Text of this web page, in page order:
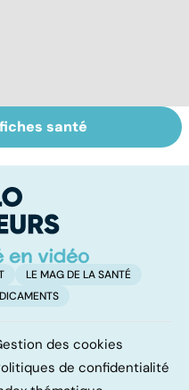
Tout savoir sur
virus
santé
LE MAG DE LA SANTÉ
des cookies
de confidentialité